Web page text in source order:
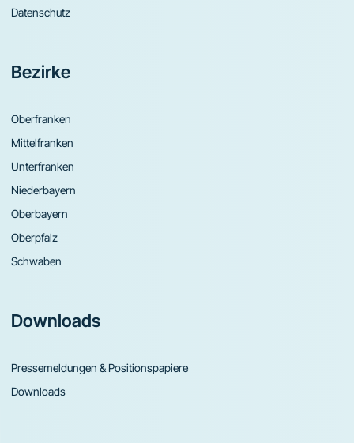
Datenschutz
Bezirke
Oberfranken
Mittelfranken
Unterfranken
Niederbayern
Oberbayern
Oberpfalz
Schwaben
Downloads
Pressemeldungen & Positionspapiere
Downloads